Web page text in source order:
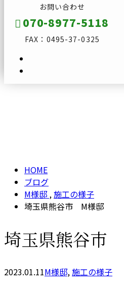
お問い合わせ
070-8977-5118
FAX：0495-37-0325
HOME
ブログ
M様邸 ,施工の様子
埼玉県熊谷市 M様邸
埼玉県熊谷市
2023.01.11M様邸,施工の様子